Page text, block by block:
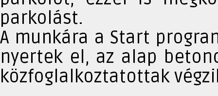
parkolást.
A munkára a Start
nyertek el, az alap
közfoglalkoztatottak